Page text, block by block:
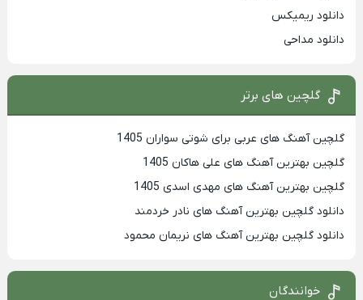
دانلود ریمیکس
دانلود مداحی
گلچین های برتر
گلچین آهنگ های عربی برای شوتی سواران 1405
گلچین بهترين آهنگ های علی هاکان 1405
گلچین بهترین آهنگ های مهدی اسدی 1405
دانلود گلچین بهترین آهنگ های نادر خردمند
دانلود گلچین بهترین آهنگ های نریمان محمود
خوانندگان